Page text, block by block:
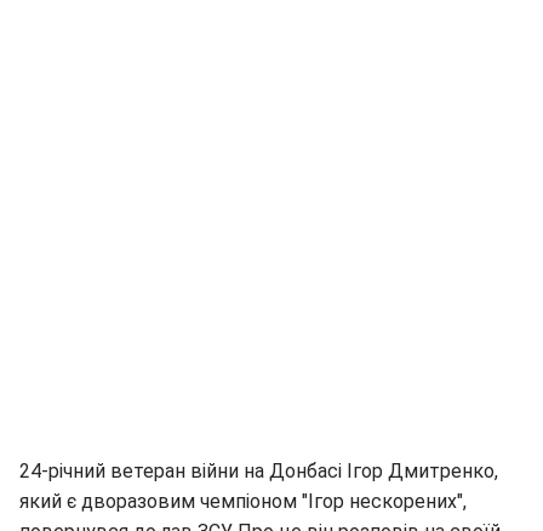
24-річний ветеран війни на Донбасі Ігор Дмитренко,
який є дворазовим чемпіоном "Ігор нескорених",